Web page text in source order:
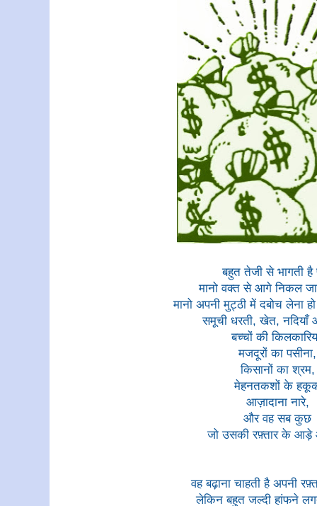
बहुत तेजी से भागती
मानो वक्त से आगे निकल
मानो अपनी मुट्ठी में दबोच लेना
समूची धरती, खेत, नदियाँ
बच्चों की
मजदूरों का
किसानों का
मेहनतकशों के
आज़ादाना नारे,
और वह सब कुछ
जो उसकी रफ़्तार के आड़े
वह बढ़ाना चाहती है अपनी
लेकिन बहुत जल्दी हांफने